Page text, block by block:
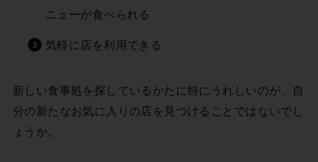
ニューが食べられる
気軽に店を利用できる
新しい食事処を探しているかたに特にうれしいのが、自
分の新たなお気に入りの店を見つけることではないでし
ょうか。